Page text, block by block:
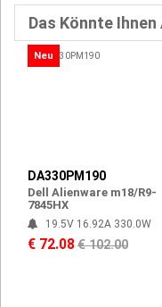
Das Könnte
Neu
DA330PM190
Dell Alienware m18/R9-
7845HX
19.5V 16.92A 330.0W
€ 72.08€ 102.00